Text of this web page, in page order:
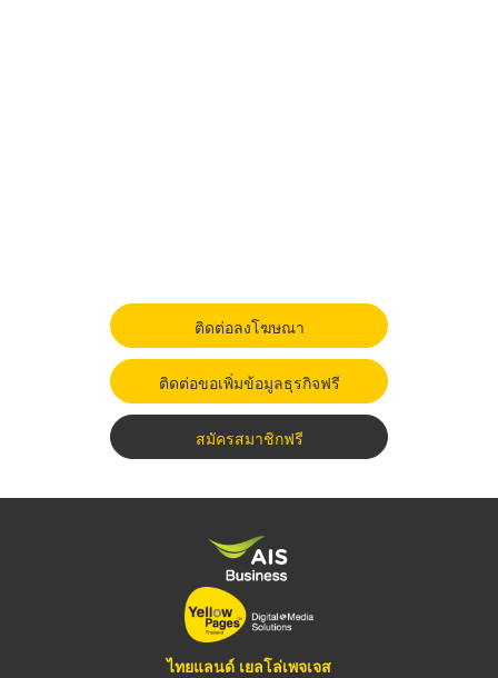
ติดต่อลงโฆษณา
ติดต่อขอเพิ่มข้อมูลธุรกิจฟรี
สมัครสมาชิกฟรี
ไทยแลนด์ เยลโล่เพจเจส